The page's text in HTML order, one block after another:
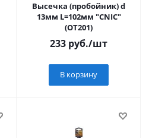
Высечка (пробойник) d
13мм L=102мм "CNIC"
(ОТ201)
233 руб./шт
В корзину